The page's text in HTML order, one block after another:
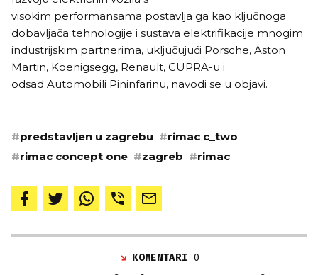
visokim performansama postavlja ga kao ključnoga
dobavljača tehnologije i sustava elektrifikacije mnogim
industrijskim partnerima, uključujući Porsche, Aston
Martin, Koenigsegg, Renault, CUPRA-u i
odsad Automobili Pininfarinu, navodi se u objavi.
#predstavljen u zagrebu #rimac c_two
#rimac concept one #zagreb #rimac
KOMENTARI0